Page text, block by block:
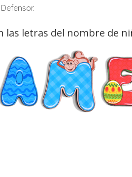
Defensor.
las letras del nombre de